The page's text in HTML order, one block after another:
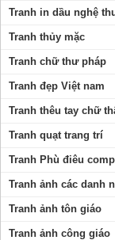
Tranh in dầu nghệ
Tranh thủy mặc
Tranh chữ thư pháp
Tranh đẹp Việt nam
Tranh thêu tay chữ
Tranh quạt trang trí
Tranh Phù điêu
Tranh ảnh các danh
Tranh ảnh tôn giáo
Tranh ảnh công giáo